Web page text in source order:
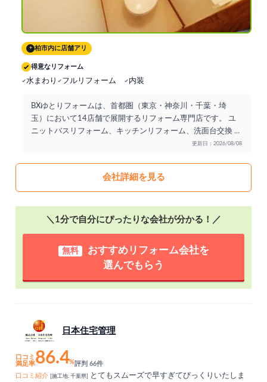
+ 柏市内に店舗アリ
得意なリフォーム
水まわり フルリフォーム 内装
BXゆとりフォームは、首都圏（東京・神奈川・千葉・埼
玉）において14店舗で展開するリフォーム専門店です。 ユ
ニットバスリフォーム、キッチンリフォーム、洗面台交換 ...
更新日：2026/08/08
会社詳細を見る
＼1分で自分にぴったりな会社が分かる！／
無料
おすすめリフォーム会社を
選んでもらう
日本住宅管理
口コミ
満足率86.4%評判 66件
口コミ紹介
[施工地: 千葉県]
とてもスムーズで早すぎてびっくりいたしま